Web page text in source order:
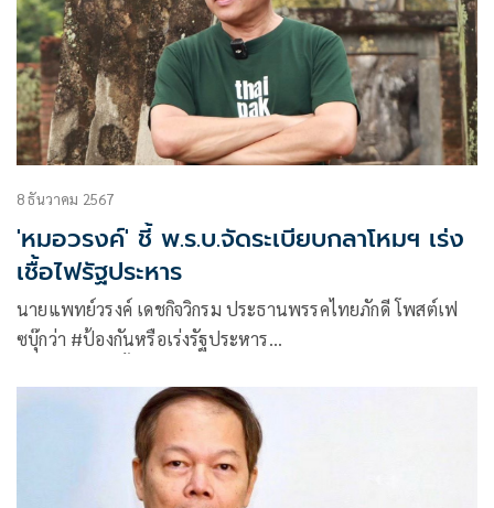
8 ธันวาคม 2567
'หมอวรงค์' ชี้ พ.ร.บ.จัดระเบียบกลาโหมฯ เร่ง
เชื้อไฟรัฐประหาร
นายแพทย์วรงค์ เดชกิจวิกรม ประธานพรรคไทยภักดี โพสต์เฟ
ซบุ๊กว่า #ป้องกันหรือเร่งรัฐประหาร